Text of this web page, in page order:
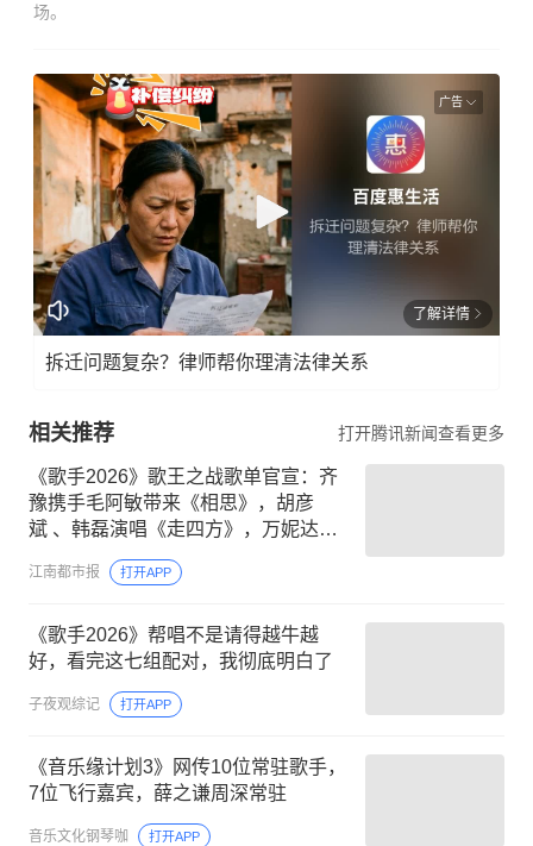
场。
广告
了解详情
拆迁问题复杂？律师帮你理清法律关系
相关推荐 打开腾讯新闻查看更多
《歌手2026》歌王之战歌单官宣：齐
豫携手毛阿敏带来《相思》，胡彦
斌 、韩磊演唱《走四方》，万妮达、
吴碧霞演绎王力宏的《花田错》
江南都市报 打开APP
《歌手2026》帮唱不是请得越牛越
好，看完这七组配对，我彻底明白了
子夜观综记 打开APP
《音乐缘计划3》网传10位常驻歌手，
7位飞行嘉宾，薛之谦周深常驻
音乐文化钢琴咖 打开APP